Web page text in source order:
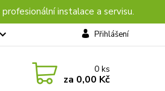
instalace a servisu.
Přihlášení
0ks
za 0,00 Kč